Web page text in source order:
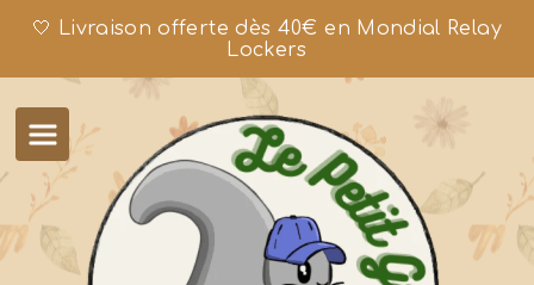
🤍 Livraison offerte dès 40€ en Mondial Relay
Lockers